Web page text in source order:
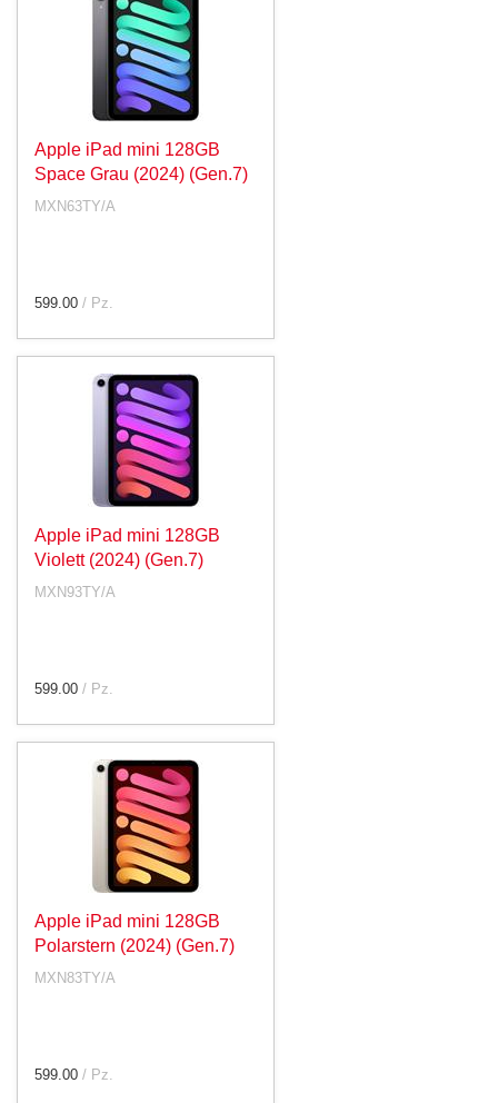
Apple iPad mini 128GB
Space Grau (2024) (Gen.7)
MXN63TY/A
599.00 / Pz.
Apple iPad mini 128GB
Violett (2024) (Gen.7)
MXN93TY/A
599.00 / Pz.
Apple iPad mini 128GB
Polarstern (2024) (Gen.7)
MXN83TY/A
599.00 / Pz.